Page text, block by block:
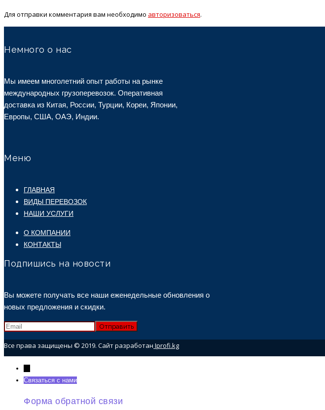
Для отправки комментария вам необходимо авторизоваться.
Немного о нас
Мы имеем многолетний опыт работы на рынке
международных грузоперевозок. Оперативная
доставка из Китая, России, Турции, Кореи, Японии,
Европы, США, ОАЭ, Индии.
Меню
ГЛАВНАЯ
ВИДЫ ПЕРЕВОЗОК
НАШИ УСЛУГИ
О КОМПАНИИ
КОНТАКТЫ
Подпишись на новости
Вы можете получать все наши еженедельные обновления о
новых предложения и скидки.
Все права защищены © 2019. Сайт разработан Iprofi.kg
Связаться с нами
Форма обратной связи